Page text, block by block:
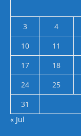
3
4
10
11
17
18
24
25
31
« Jul